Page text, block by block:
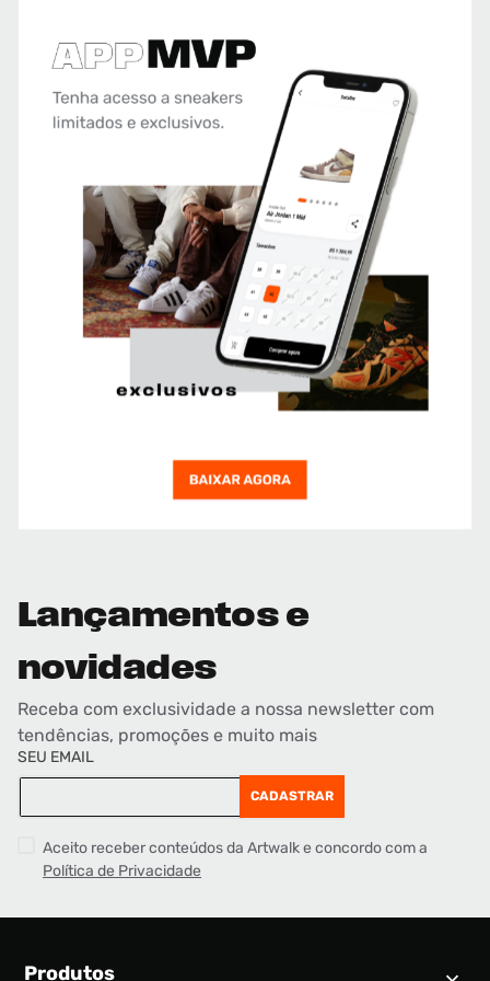
Lançamentos e
novidades
Receba com exclusividade a nossa newsletter com
tendências, promoções e muito mais
SEU EMAIL
CADASTRAR
Aceito receber conteúdos da Artwalk e concordo com a
Política de Privacidade
Produtos